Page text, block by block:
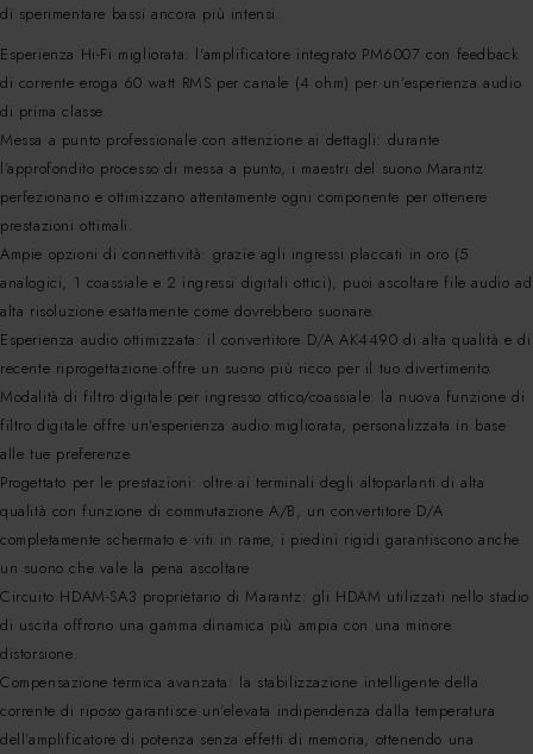
di sperimentare bassi ancora più intensi.
Esperienza Hi-Fi migliorata: l’amplificatore integrato PM6007 con feedback
di corrente eroga 60 watt RMS per canale (4 ohm) per un’esperienza audio
di prima classe.
Messa a punto professionale con attenzione ai dettagli: durante
l’approfondito processo di messa a punto, i maestri del suono Marantz
perfezionano e ottimizzano attentamente ogni componente per ottenere
prestazioni ottimali.
Ampie opzioni di connettività: grazie agli ingressi placcati in oro (5
analogici, 1 coassiale e 2 ingressi digitali ottici), puoi ascoltare file audio ad
alta risoluzione esattamente come dovrebbero suonare.
Esperienza audio ottimizzata: il convertitore D/A AK4490 di alta qualità e di
recente riprogettazione offre un suono più ricco per il tuo divertimento.
Modalità di filtro digitale per ingresso ottico/coassiale: la nuova funzione di
filtro digitale offre un’esperienza audio migliorata, personalizzata in base
alle tue preferenze.
Progettato per le prestazioni: oltre ai terminali degli altoparlanti di alta
qualità con funzione di commutazione A/B, un convertitore D/A
completamente schermato e viti in rame, i piedini rigidi garantiscono anche
un suono che vale la pena ascoltare
Circuito HDAM-SA3 proprietario di Marantz: gli HDAM utilizzati nello stadio
di uscita offrono una gamma dinamica più ampia con una minore
distorsione.
Compensazione termica avanzata: la stabilizzazione intelligente della
corrente di riposo garantisce un’elevata indipendenza dalla temperatura
dell’amplificatore di potenza senza effetti di memoria, ottenendo una